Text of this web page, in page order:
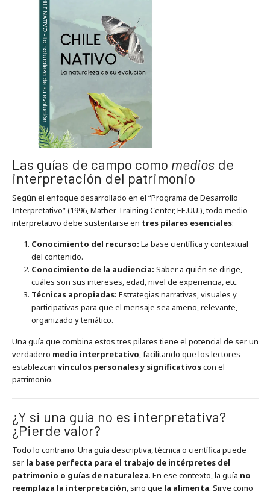
Las guías de campo como mediosde
interpretación del patrimonio
Según el enfoque desarrollado en el “Programa de Desarrollo
Interpretativo” (1996, Mather Training Center, EE.UU.), todo medio
interpretativo debe sustentarse en tres pilares esenciales:
Conocimiento del recurso: La base científica y contextual
del contenido.
Conocimiento de la audiencia: Saber a quién se dirige,
cuáles son sus intereses, edad, nivel de experiencia, etc.
Técnicas apropiadas: Estrategias narrativas, visuales y
participativas para que el mensaje sea ameno, relevante,
organizado y temático.
Una guía que combina estos tres pilares tiene el potencial de ser un
verdadero medio interpretativo, facilitando que los lectores
establezcan vínculos personales y significativoscon el
patrimonio.
¿Y si una guía no es interpretativa?
¿Pierde valor?
Todo lo contrario. Una guía descriptiva, técnica o científica puede
ser la base perfecta para el trabajo de intérpretes del
patrimonio o guías de naturaleza. En ese contexto, la guía no
reemplaza la interpretación, sino que la alimenta. Sirve como